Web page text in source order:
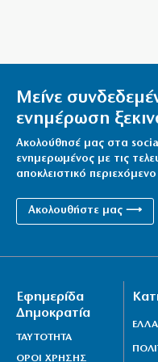
Όταν άλλαξαν τα
Στην Αθήνα η 46χρονη
τραγωδία της Marfin
6|08|2026 | 23:15
Delivery: Γιατί το
Ο Ορτέγκα
υπογράφει στη Ρίβερ
ΟΛΘ: Νέα επένδυση σε
Μείνε
ενημέρωση
Ακολούθησέ μας στα
ενημερωμένος με τις
αποκλειστικό
Ακολουθήστε μας ⟶
Εφημερίδα
Δημοκρατία
ΤΑΥΤΟΤΗΤΑ
ΟΡΟΙ ΧΡΗΣΗΣ